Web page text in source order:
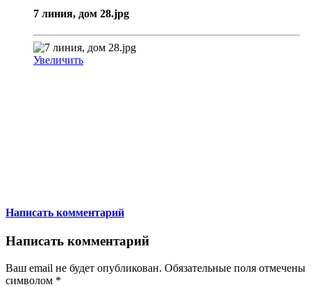
7 линия, дом 28.jpg
Увеличить
Написать комментарий
Написать комментарий
Ваш email не будет опубликован. Обязательные поля отмечены
символом *